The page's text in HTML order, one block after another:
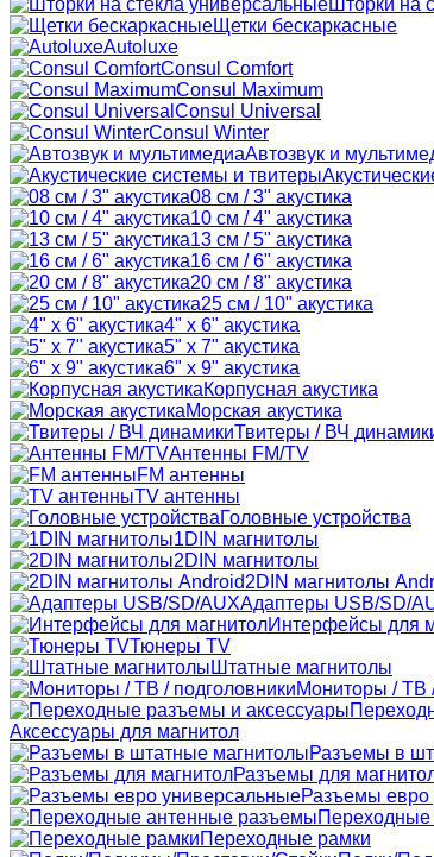
Шторки на
Щетки бескаркасные
Autoluxe
Consul Comfort
Consul Maximum
Consul Universal
Consul Winter
Автозвук и
08 см / 3" акустика
10 см / 4" акустика
13 см / 5" акустика
16 см / 6" акустика
20 см / 8" акустика
25 см / 10" акустика
4" x 6" акустика
5" x 7" акустика
6" x 9" акустика
Корпусная акустика
Морская акустика
Твитеры / ВЧ
Антенны FM/TV
FM антенны
TV антенны
Головные устройства
1DIN магнитолы
2DIN магнитолы
2DIN магнитолы
Адаптеры USB/SD/
Интерфейсы для
Тюнеры TV
Штатные магнитолы
Мониторы / ТВ
Аксессуары для магнитол
Разъемы в
Разъемы для
Разъемы евро
Переходные рамки